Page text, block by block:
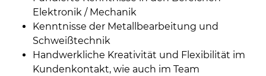
Elektronik / Mechanik
Kenntnisse der Metallbearbeitung und
Schweißtechnik
Handwerkliche Kreativität und Flexibilität im
Kundenkontakt, wie auch im Team